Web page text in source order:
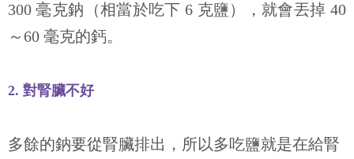
300毫克鈉（相當於吃下 6 克鹽），就會丟掉 40
～ 60 毫克的鈣。
2. 對腎臟不好
多餘的鈉要從腎臟排出，所以多吃鹽就是在給腎